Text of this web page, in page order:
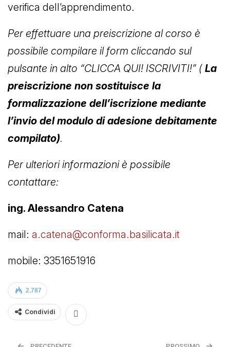
verifica dell’apprendimento.
Per effettuare una preiscrizione al corso è
possibile compilare il form cliccando sul
pulsante in alto “CLICCA QUI! ISCRIVITI!” ( La
preiscrizione non sostituisce la
formalizzazione dell’iscrizione mediante
l’invio del modulo di adesione debitamente
compilato).
Per ulteriori informazioni è possibile
contattare:
ing. Alessandro Catena
mail: a.catena@conforma.basilicata.it
mobile: 3351651916
2.787
Condividi